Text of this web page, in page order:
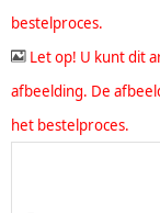
bestelproces.
Let op! U kunt dit
afbeelding. De
het bestelproces.